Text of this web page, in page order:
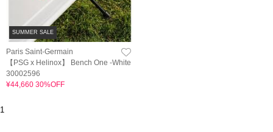
SUMMER SALE
Paris Saint-Germain
【PSG x Helinox】 Bench One -White
30002596
¥44,660 30%OFF
1